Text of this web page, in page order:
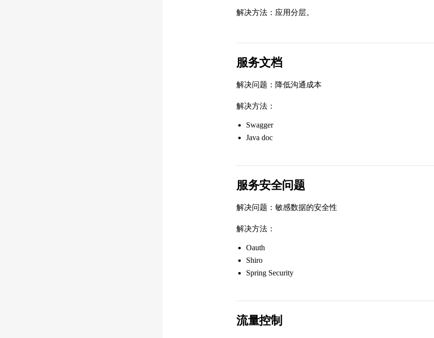
解决方法：应用分层。
服务文档
解决问题：降低沟通成本
解决方法：
Swagger
Java doc
服务安全问题
解决问题：敏感数据的安全性
解决方法：
Oauth
Shiro
Spring Security
流量控制